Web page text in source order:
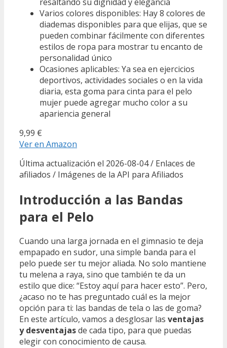
Varios colores disponibles: Hay 8 colores de
diademas disponibles para que elijas, que se
pueden combinar fácilmente con diferentes
estilos de ropa para mostrar tu encanto de
personalidad único
Ocasiones aplicables: Ya sea en ejercicios
deportivos, actividades sociales o en la vida
diaria, esta goma para cinta para el pelo
mujer puede agregar mucho color a su
apariencia general
9,99 €
Ver en Amazon
Última actualización el 2026-08-04 / Enlaces de
afiliados / Imágenes de la API para Afiliados
Introducción a las Bandas
para el Pelo
Cuando una larga jornada en el gimnasio te deja
empapado en sudor, una simple banda para el
pelo puede ser tu mejor aliada. No solo mantiene
tu melena a raya, sino que también te da un
estilo que dice: “Estoy aquí para hacer esto”. Pero,
¿acaso no te has preguntado cuál es la mejor
opción para ti: las bandas de tela o las de goma?
En este artículo, vamos a desglosar las ventajas
y desventajasde cada tipo, para que puedas
elegir con conocimiento de causa.